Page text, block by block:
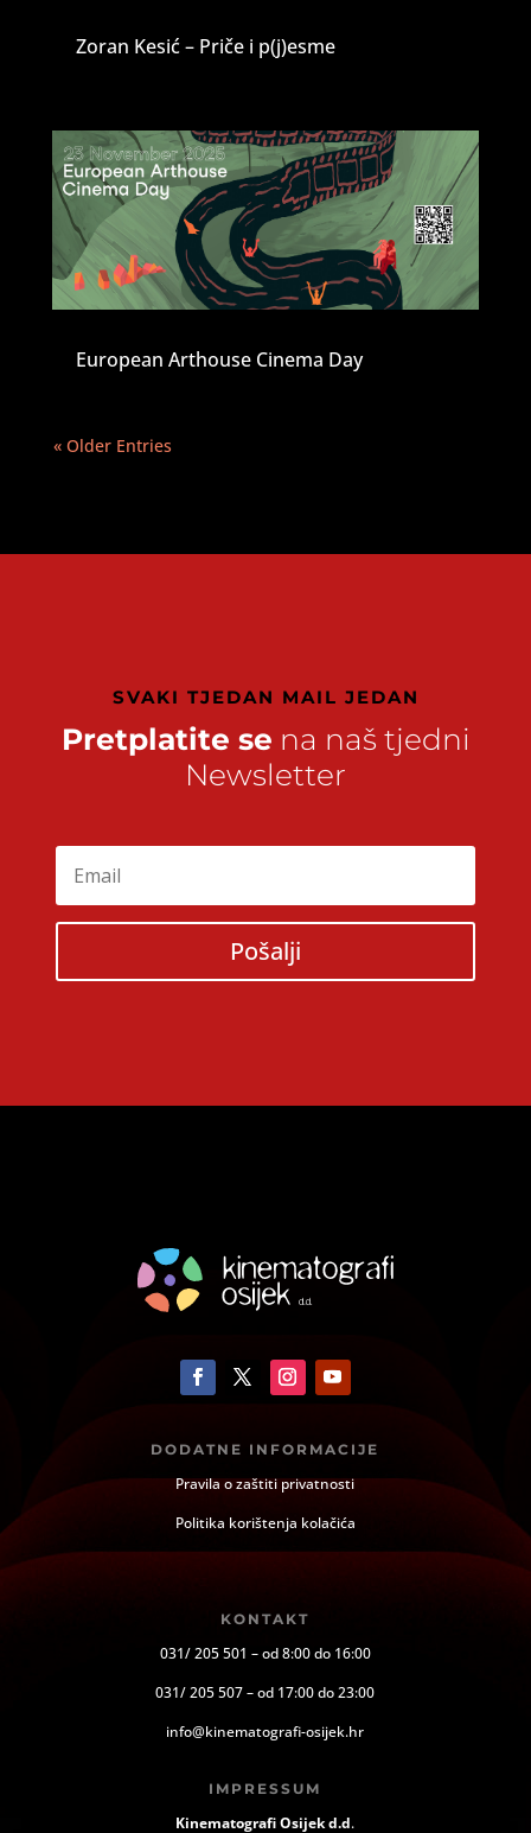
Zoran Kesić – Priče i p(j)esme
European Arthouse Cinema Day
« Older Entries
SVAKI TJEDAN MAIL JEDAN
Pretplatite se na naš tjedni
Newsletter
Pošalji
DODATNE INFORMACIJE
Pravila o zaštiti privatnosti
Politika korištenja kolačića
KONTAKT
031/ 205 501 – od 8:00 do 16:00
031/ 205 507 – od 17:00 do 23:00
info@kinematografi-osijek.hr
IMPRESSUM
Kinematografi Osijek d.d.